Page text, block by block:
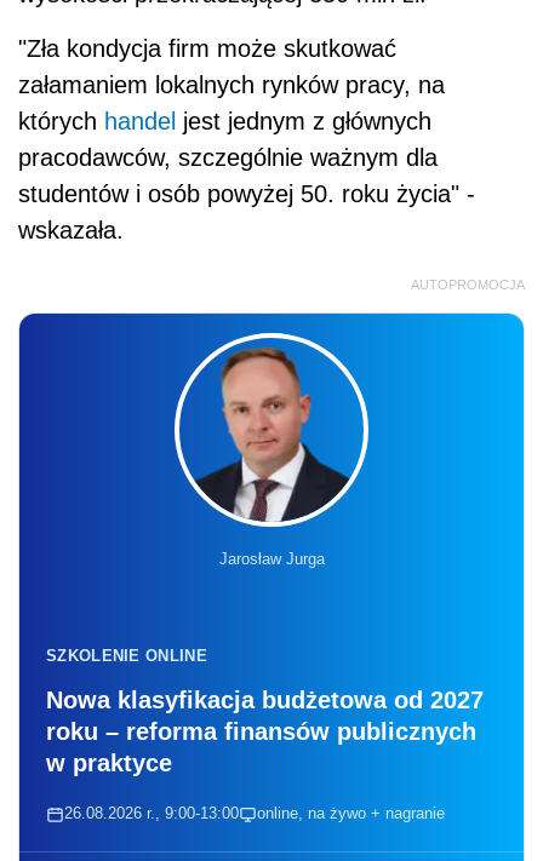
"Zła kondycja firm może skutkować
załamaniem lokalnych rynków pracy, na
których handel jest jednym z głównych
pracodawców, szczególnie ważnym dla
studentów i osób powyżej 50. roku życia" -
wskazała.
AUTOPROMOCJA
Jarosław Jurga
SZKOLENIE ONLINE
Nowa klasyfikacja budżetowa od 2027
roku – reforma finansów publicznych
w praktyce
26.08.2026 r., 9:00-13:00 online, na żywo + nagranie